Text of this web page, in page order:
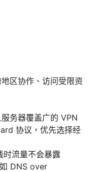
区协作、访问受限资
务器覆盖广的 VPN
协议，优先选择经
流量不会暴露
DNS over